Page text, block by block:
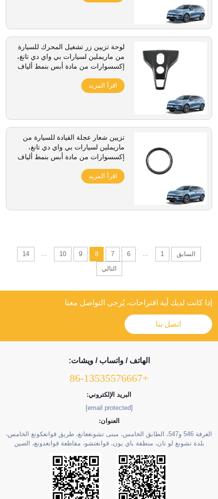
داخلي
لوحة تزيين زر تشغيل المحرك للسيارة
من ماريملين لسيارات بي واي دي تانغ،
إكسسوارات من مادة أبس بنمط ألياف
الداخليةاقرأ المزيد
تزيين شعار عجلة القيادة للسيارة من
ماريملين لسيارات بي واي دي تانغ،
إكسسوارات من مادة أبس بنمط ألياف
اقرأ المزيد
السابق 1
6
7
8
9
10
14
التالي
إذا كانت لديك أية اقتراحات، يُرجى التواصل معنا
اتصل بنا
الهاتف / واتساب / ويشات:
+86-13535576667
البريد الإلكتروني:
[email protected]
العنوان:
الغرفة 546 و547، الطابق الخامس، مبنى تشونغغانغ، طريق قوانغكونغ الخامس،
بلدة تشونغ لو تان، منطقة باي يون، قوانغتشو، مقاطعة قوانغدونغ، الصين